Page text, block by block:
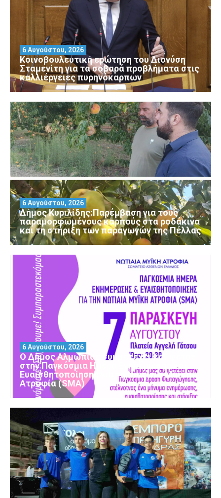
Κοινοβουλευτική ερώτηση του Διονύση
Σταμενίτη για τα σοβαρά προβλήματα στις
καλλιέργειες πυρηνόκαρπων
6 Αυγούστου, 2026
Δήμος Κυριλίδης:Παρέμβαση για τους
παραμορφωμένους καρπούς στα ροδάκινα
και τη στήριξη των παραγωγών της Πέλλας
6 Αυγούστου, 2026
Ο Δήμος Αλμωπίας συμμετέχει και φέτος
στην Παγκόσμια Ημέρα Ενημέρωσης και
Ευαισθητοποίησης για τη Νωτιαία Μυϊκή
Ατροφία (SMA)
6 Αυγούστου, 2026